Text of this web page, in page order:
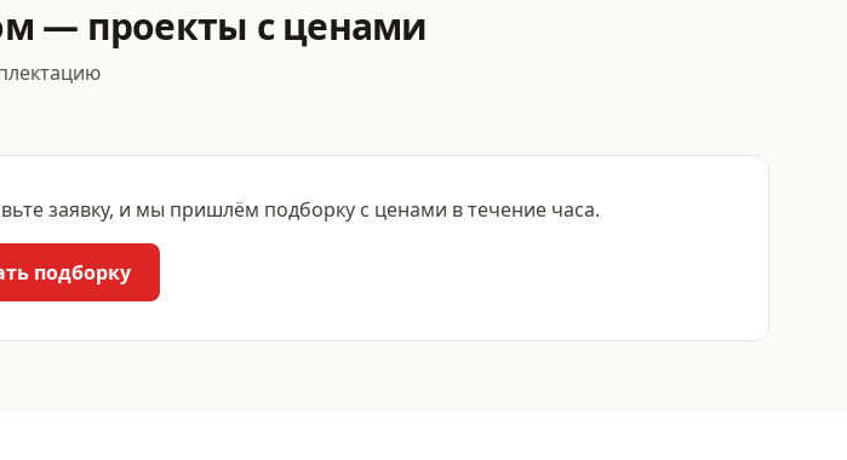
— проекты с ценами
заявку, и мы пришлём подборку с ценами в течение часа.
подборку